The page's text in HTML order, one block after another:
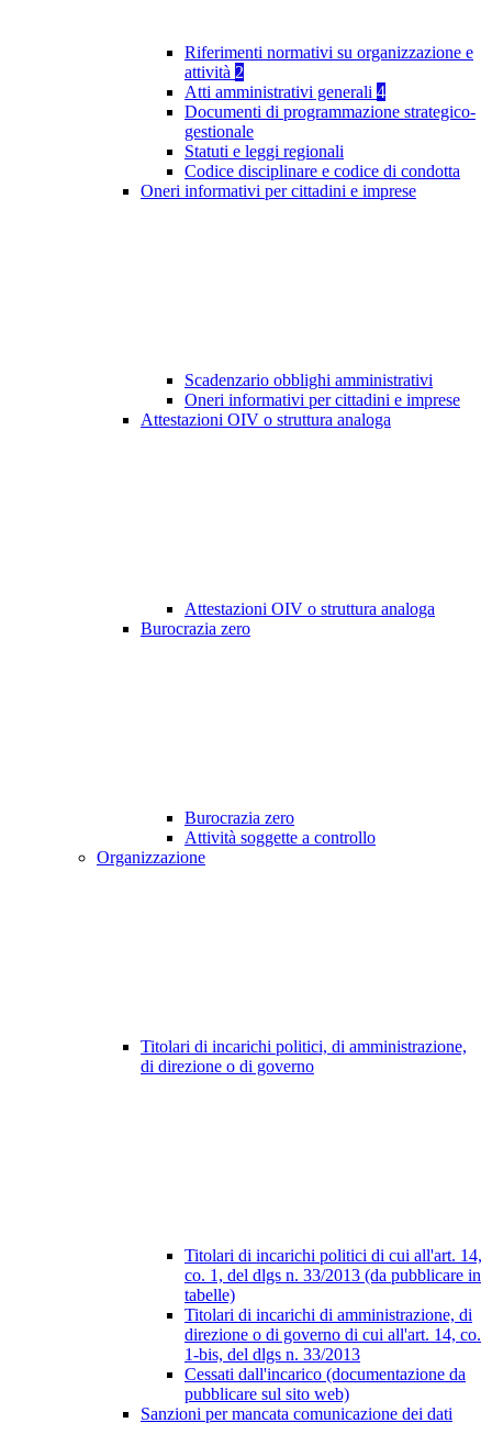
Riferimenti normativi su organizzazione e
attività 2
Atti amministrativi generali 4
Documenti di programmazione strategico-
gestionale
Statuti e leggi regionali
Codice disciplinare e codice di condotta
Oneri informativi per cittadini e imprese
Scadenzario obblighi amministrativi
Oneri informativi per cittadini e imprese
Attestazioni OIV o struttura analoga
Attestazioni OIV o struttura analoga
Burocrazia zero
Burocrazia zero
Attività soggette a controllo
Organizzazione
Titolari di incarichi politici, di amministrazione,
di direzione o di governo
Titolari di incarichi politici di cui all'art. 14,
co. 1, del dlgs n. 33/2013 (da pubblicare in
tabelle)
Titolari di incarichi di amministrazione, di
direzione o di governo di cui all'art. 14, co.
1-bis, del dlgs n. 33/2013
Cessati dall'incarico (documentazione da
pubblicare sul sito web)
Sanzioni per mancata comunicazione dei dati